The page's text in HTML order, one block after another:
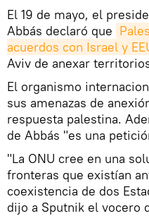
El 19 de mayo, el
Abbás declaró que
acuerdos con Israel y
Aviv de anexar
El organismo
sus amenazas de
respuesta palestina.
de Abbás "es una
"La ONU cree en una
fronteras que existían
coexistencia de dos
dijo a Sputnik el vocero